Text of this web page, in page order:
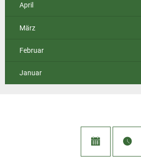
April
März
Februar
Januar